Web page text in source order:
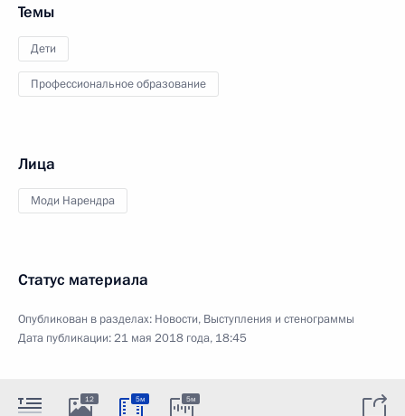
Темы
Дети
Профессиональное образование
Лица
Моди Нарендра
Статус материала
Опубликован в разделах: Новости, Выступления и стенограммы
Дата публикации:21 мая 2018 года, 18:45
12 5м 5м